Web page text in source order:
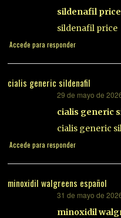
sildenafil price
sildenafil price
Accede para responder
cialis generic sildenafil
29 de mayo de
cialis generic
cialis generic
Accede para responder
minoxidil walgreens español
31 de mayo de
minoxidil